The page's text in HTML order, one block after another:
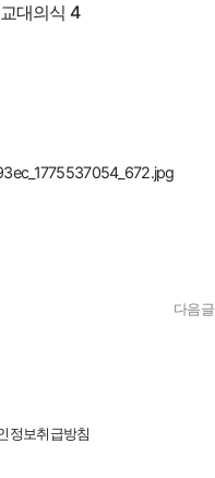
대의식 4
다음글
정보취급방침